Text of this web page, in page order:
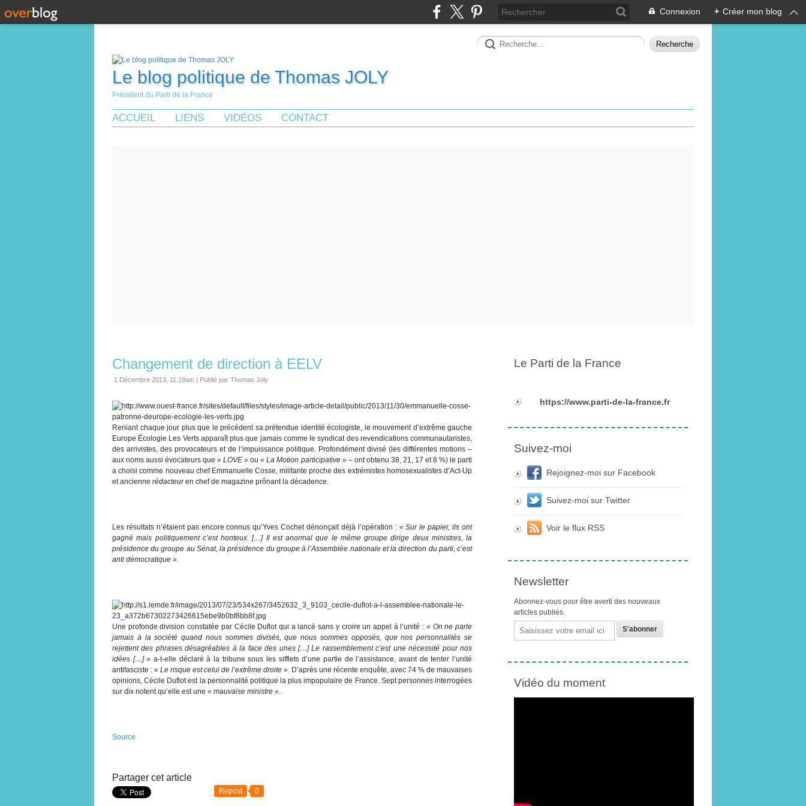
Connexion + Créer mon blog
Le blog politique de Thomas JOLY
Président du Parti de la France
ACCUEIL LIENS VIDÉOS CONTACT
Changement de direction à EELV
1 Décembre 2013, 11:18am | Publié par Thomas Joly
Reniant chaque jour plus que le précédent sa prétendue identité écologiste, le mouvement d’extrême gauche
Europe Écologie Les Verts apparaît plus que jamais comme le syndicat des revendications communautaristes,
des arrivistes, des provocateurs et de l’impuissance politique. Profondément divisé (les différentes motions –
aux noms aussi évocateurs que« LOVE » ou« La Motion participative »– ont obtenu 38, 21, 17 et 8 %) le parti
a choisi comme nouveau chef Emmanuelle Cosse, militante proche des extrémistes homosexualistes d’Act-Up
et ancienne rédacteuren chef de magazine prônant la décadence.
Les résultats n’étaient pas encore connus qu’Yves Cochet dénonçait déjà l’opération : « Sur le papier, ils ont
gagné mais politiquement c’est honteux. […] Il est anormal que le même groupe dirige deux ministres, la
présidence du groupe au Sénat, la présidence du groupe à l’Assemblée nationale et la direction du parti, c’est
anti démocratique ».
Une profonde division constatée par Cécile Duflot qui a lancé sans y croire un appel à l’unité : « On ne parle
jamais à la société quand nous sommes divisés, que nous sommes opposés, que nos personnalités se
rejettent des phrases désagréables à la face des unes […] Le rassemblement c’est une nécessité pour nos
idées […] » a-t-elle déclaré à la tribune sous les sifflets d’une partie de l’assistance, avant de tenter l’unité
antifasciste : « Le risque est celui de l’extrême droite ». D’après une récente enquête, avec 74 % de mauvaises
opinions, Cécile Duflot est la personnalité politique la plus impopulaire de France. Sept personnes interrogées
sur dix notent qu’elle est une « mauvaise ministre ».
Source
Partager cet article
Repost 0
Le Parti de la France
https://www.parti-de-la-france.fr
Suivez-moi
Rejoignez-moi sur Facebook
Suivez-moi sur Twitter
Voir le flux RSS
Newsletter
Abonnez-vous pour être averti des nouveaux
articles publiés.
Email
Vidéo du moment